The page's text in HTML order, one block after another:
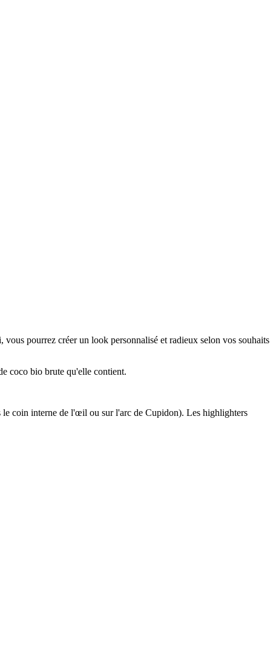
pourrez créer un look personnalisé et radieux selon vos souhaits
coco bio brute qu'elle contient.
le coin interne de l'œil ou sur l'arc de Cupidon). Les highlighters